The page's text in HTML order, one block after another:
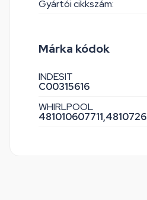
Gyártói cikkszám:
Márka kódok
INDESIT
C00315616
WHIRLPOOL
481010607711,